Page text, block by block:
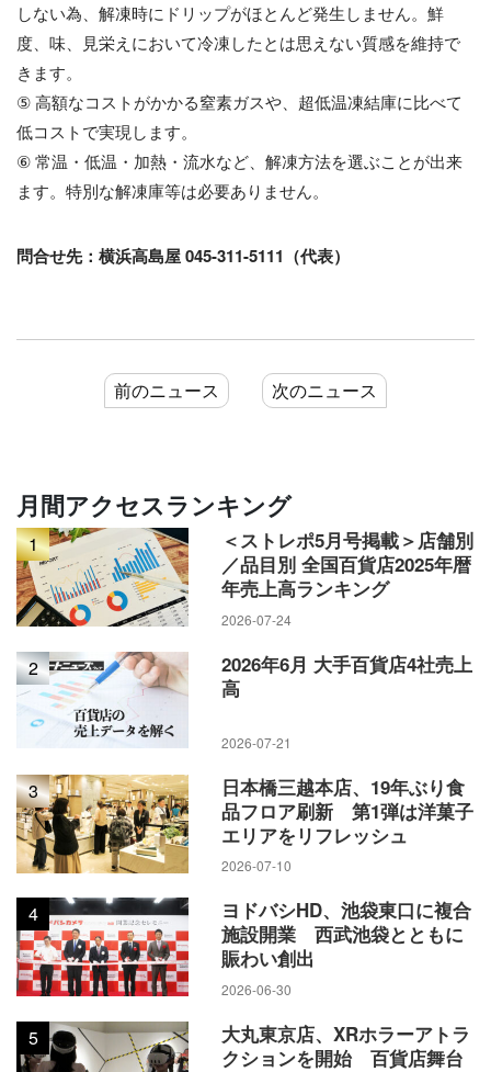
しない為、解凍時にドリップがほとんど発生しません。鮮
度、味、見栄えにおいて冷凍したとは思えない質感を維持で
きます。
⑤ 高額なコストがかかる窒素ガスや、超低温凍結庫に比べて
低コストで実現します。
⑥ 常温・低温・加熱・流水など、解凍方法を選ぶことが出来
ます。特別な解凍庫等は必要ありません。
問合せ先：横浜高島屋 045-311-5111（代表）
前のニュース 次のニュース
月間アクセスランキング
1
＜ストレポ5月号掲載＞店舗別
／品目別 全国百貨店2025年暦
年売上高ランキング
2026-07-24
2
2026年6月 大手百貨店4社売上
高
2026-07-21
3
日本橋三越本店、19年ぶり食
品フロア刷新 第1弾は洋菓子
エリアをリフレッシュ
2026-07-10
4
ヨドバシHD、池袋東口に複合
施設開業 西武池袋とともに
賑わい創出
2026-06-30
5
大丸東京店、XRホラーアトラ
クションを開始 百貨店舞台